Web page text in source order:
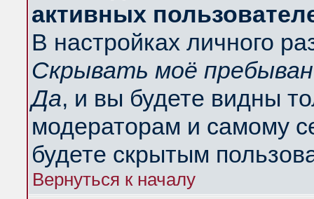
активных
В настройках личного
Скрывать моё
Да, и вы будете видны
модераторам и самому
будете скрытым
Вернуться к началу